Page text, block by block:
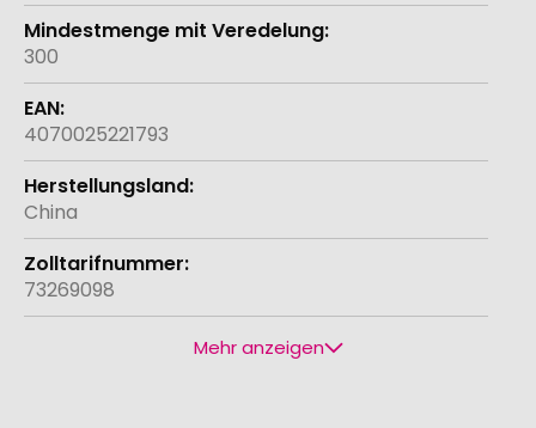
300
4070025221793
China
73269098
Mehr anzeigen